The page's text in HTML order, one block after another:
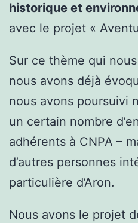
historique et
avec le projet «
Sur ce thème qui
nous avons déjà
nous avons poursuivi
un certain nombre
adhérents à CNPA –
d’autres personnes
particulière d’Aron.
Nous avons le projet